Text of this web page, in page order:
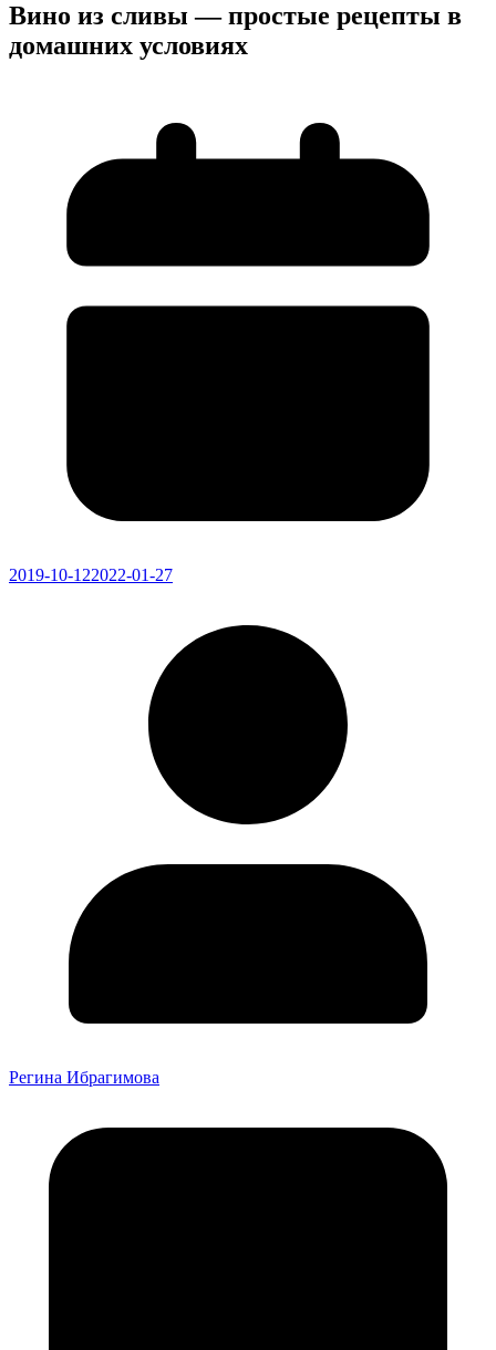
Вино из сливы — простые рецепты в
домашних условиях
2019-10-122022-01-27
Регина Ибрагимова